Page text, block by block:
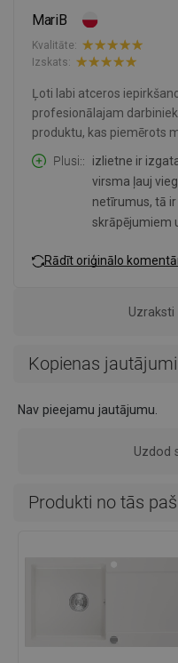
MariB
Kvalitāte:
Izskats:
Ļoti labi atceros
profesionālajam
produktu, kas piemērots
Plusi:
izlietne ir
virsma ļauj
netīrumus, tā
skrāpējumiem
Rādīt oriģinālo
Uzraksti
Kopienas
Nav pieejamu jautājumu.
Uzdod
Produkti no tās